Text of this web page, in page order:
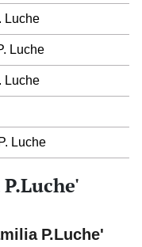
Luche
Luche
Luche
Luche
P.Luche'